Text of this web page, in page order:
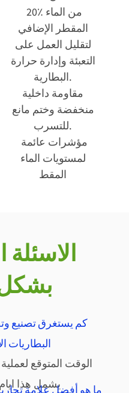
20٪ من الماء
المقطر الإضافي
لتقليل العمل على
التعبئة وإدارة حرارة
البطارية.
مقاومة داخلية
منخفضة وختم مانع
للتسرب.
لمستويات الماء
المقط
بشكل
البطاريات
يشمل هذا
ما هو أفضل علامة